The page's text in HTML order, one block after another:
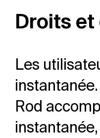
Droits
Les
Rod